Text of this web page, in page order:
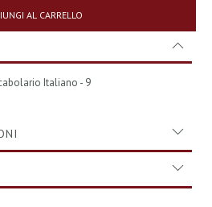
AL CARRELLO
Italiano - 9